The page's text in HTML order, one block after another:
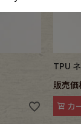
TPU
販売価
カ